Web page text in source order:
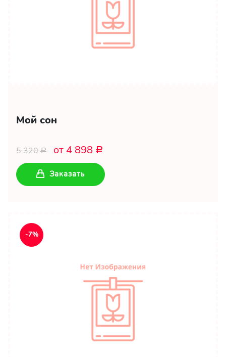
Мой сон
5 320Р от 4 898 Р
Заказать
-7%